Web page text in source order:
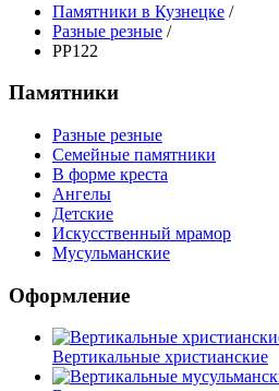
Памятники в Кузнецке /
Разные резные /
PP122
Памятники
Разные резные
Семейные памятники
В форме креста
Ангелы
Детские
Искусственный мрамор
Мусульманские
Оформление
Вертикальные христианские